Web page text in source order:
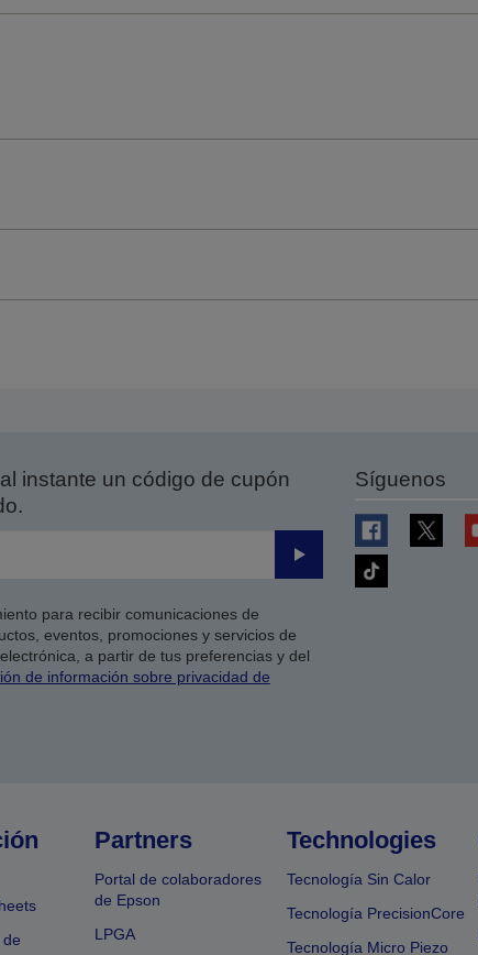
instante un código de cupón
Enviar
para recibir comunicaciones de
eventos, promociones y servicios de
a partir de tus preferencias y del
de información sobre privacidad de
Síguenos
Partners
Portal de colaboradores
de Epson
LPGA
Technologies
Tecnología Sin Calor
Tecnología PrecisionCore
Tecnología Micro Piezo